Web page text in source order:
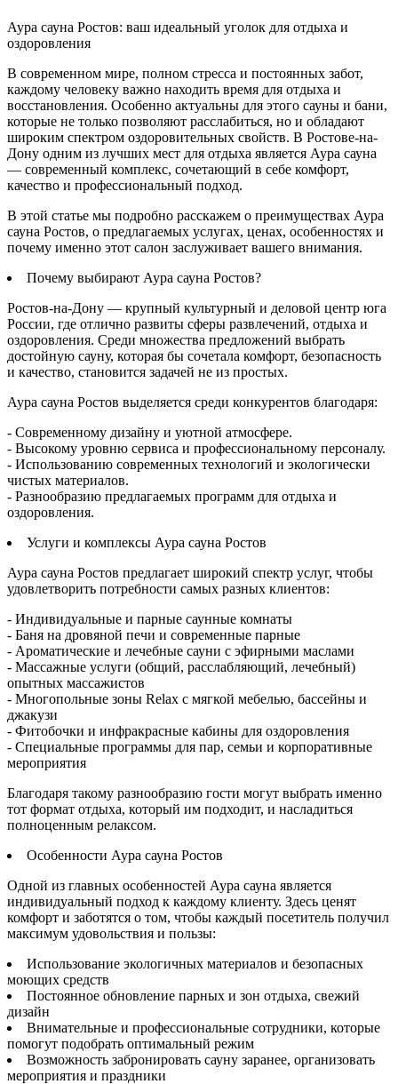
Аура сауна Ростов: ваш идеальный уголок для отдыха и
оздоровления
В современном мире, полном стресса и постоянных забот,
каждому человеку важно находить время для отдыха и
восстановления. Особенно актуальны для этого сауны и бани,
которые не только позволяют расслабиться, но и обладают
широким спектром оздоровительных свойств. В Ростове-на-
Дону одним из лучших мест для отдыха является Аура сауна
— современный комплекс, сочетающий в себе комфорт,
качество и профессиональный подход.
В этой статье мы подробно расскажем о преимуществах Аура
сауна Ростов, о предлагаемых услугах, ценах, особенностях и
почему именно этот салон заслуживает вашего внимания.
Почему выбирают Аура сауна Ростов?
Ростов-на-Дону — крупный культурный и деловой центр юга
России, где отлично развиты сферы развлечений, отдыха и
оздоровления. Среди множества предложений выбрать
достойную сауну, которая бы сочетала комфорт, безопасность
и качество, становится задачей не из простых.
Аура сауна Ростов выделяется среди конкурентов благодаря:
- Современному дизайну и уютной атмосфере.
- Высокому уровню сервиса и профессиональному персоналу.
- Использованию современных технологий и экологически
чистых материалов.
- Разнообразию предлагаемых программ для отдыха и
оздоровления.
Услуги и комплексы Аура сауна Ростов
Аура сауна Ростов предлагает широкий спектр услуг, чтобы
удовлетворить потребности самых разных клиентов:
- Индивидуальные и парные саунные комнаты
- Баня на дровяной печи и современные парные
- Ароматические и лечебные сауни с эфирными маслами
- Массажные услуги (общий, расслабляющий, лечебный)
опытных массажистов
- Многопольные зоны Relax с мягкой мебелью, бассейны и
джакузи
- Фитобочки и инфракрасные кабины для оздоровления
- Специальные программы для пар, семьи и корпоративные
мероприятия
Благодаря такому разнообразию гости могут выбрать именно
тот формат отдыха, который им подходит, и насладиться
полноценным релаксом.
Особенности Аура сауна Ростов
Одной из главных особенностей Аура сауна является
индивидуальный подход к каждому клиенту. Здесь ценят
комфорт и заботятся о том, чтобы каждый посетитель получил
максимум удовольствия и пользы:
Использование экологичных материалов и безопасных
моющих средств
Постоянное обновление парных и зон отдыха, свежий
дизайн
Внимательные и профессиональные сотрудники, которые
помогут подобрать оптимальный режим
Возможность забронировать сауну заранее, организовать
мероприятия и праздники